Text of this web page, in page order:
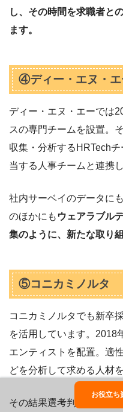
し、その時間を求職者と
ます。
④ディー・エヌ・エ
ディー・エヌ・エーでは
スの専門チームを設置。
収集・分析するHRTech
当する人事チームと連携
社内サーベイのデータに
のほかにも ウェアラブル
集のように、新たな取り
⑤コニカミノルタ
コニカミノルタでも新卒
を活用しています。2018
エンティストを配置。適
どを分析して求める人材
その結果選考判断のスピ
お役立ち